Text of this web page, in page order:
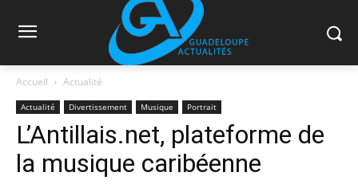
Accueil Actualité
Actualité Divertissement Musique Portrait
L’Antillais.net, plateforme de
la musique caribéenne